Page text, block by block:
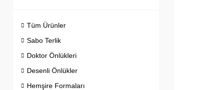
Tüm Ürünler
Sabo Terlik
Doktor Önlükleri
Desenli Önlükler
Hemşire Formaları